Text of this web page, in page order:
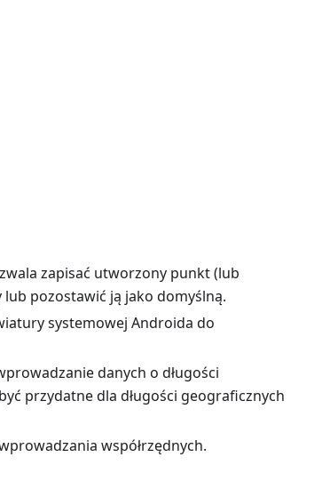
zapisać utworzony punkt (lub
pozostawić ją jako domyślną.
systemowej Androida do
danych o długości
przydatne dla długości geograficznych
współrzędnych.